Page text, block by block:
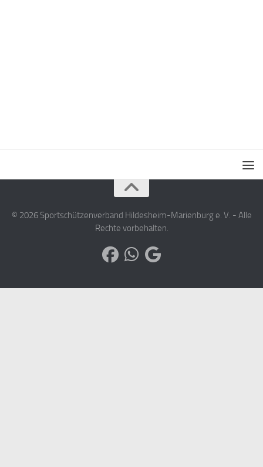
© 2026 Sportschützenverband Hildesheim-Marienburg e. V. - Alle
Rechte vorbehalten.